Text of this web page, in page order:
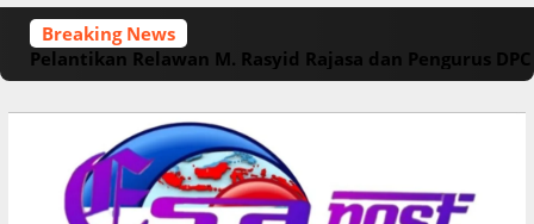
Langsung
konten
Breaking News
Pelantikan Relawan M. Rasyid Rajasa dan Pengurus